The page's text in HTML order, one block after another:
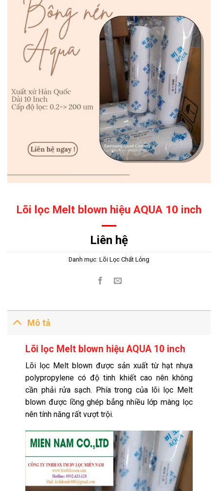
Lõi lọc Melt blown hiệu AQUA 10 inch
Liên hệ
Danh mục: Lõi Lọc Chất Lỏng
Mô tả
Lõi lọc Melt blown hiệu AQUA 10 inch
Lõi lọc Melt blown được sản xuất từ hạt nhựa
polypropylene có độ tinh khiết cao nên không
cần phải rửa sạch. Phía trong của lõi lọc Melt
blown được lồng ghép bẳng nhiều lớp màng lọc
nêntính năng rất vượt trội.